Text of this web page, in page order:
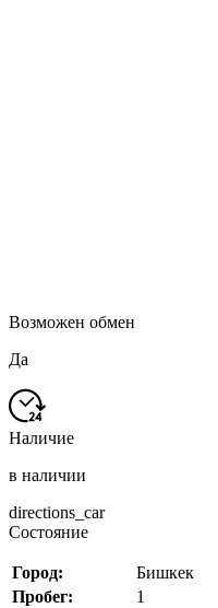
Возможен обмен
Да
Наличие
в наличии
directions_car
Состояние
Город:
Бишкек
Пробег:
1